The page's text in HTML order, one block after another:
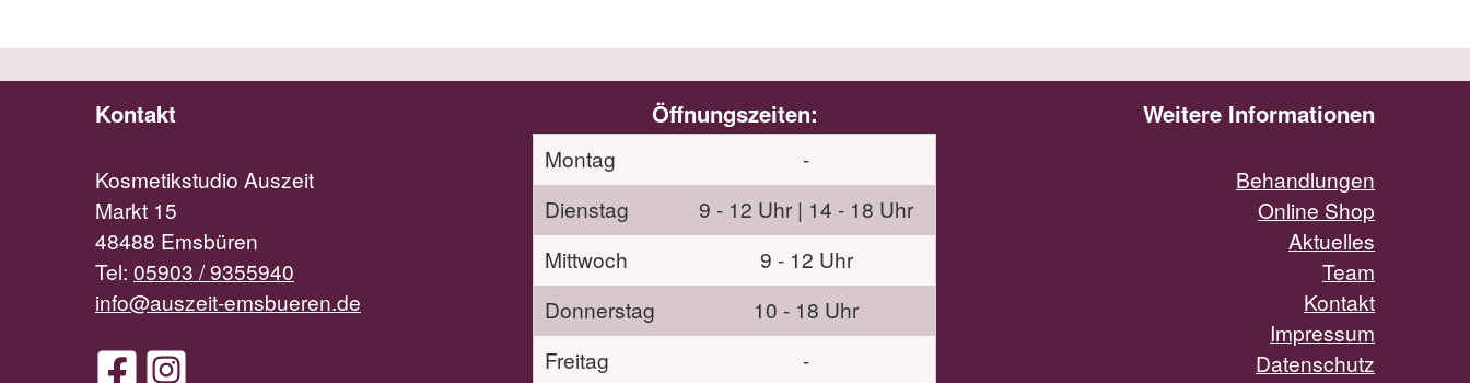
Kontakt
Kosmetikstudio Auszeit
Markt 15
48488 Emsbüren
Tel: 05903 / 9355940
info@auszeit-emsbueren.de
Öffnungszeiten:
Montag
-
Dienstag
9 - 12 Uhr | 14 - 18 Uhr
Mittwoch
9 - 12 Uhr
Donnerstag
10 - 18 Uhr
Freitag
-
Weitere Informationen
Behandlungen
Online Shop
Aktuelles
Team
Kontakt
Impressum
Datenschutz